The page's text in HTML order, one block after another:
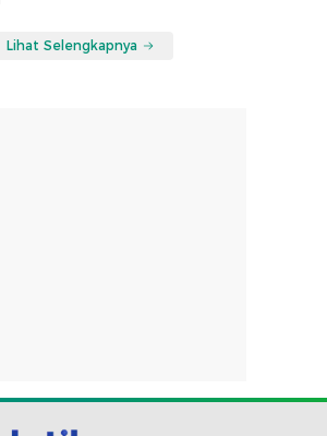
Lihat Selengkapnya